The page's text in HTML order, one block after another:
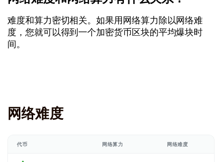
难度和算力密切相关。如果用网络算力除以网络难
度，您就可以得到一个加密货币区块的平均爆块时
间。
网络难度
代币 网络算力 网络难度